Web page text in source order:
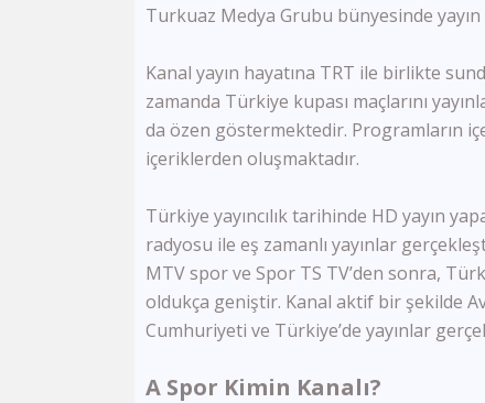
Turkuaz Medya Grubu bünyesinde yayın
Kanal yayın hayatına TRT ile birlikte
zamanda Türkiye kupası maçlarını
da özen göstermektedir. Programların
içeriklerden oluşmaktadır.
Türkiye yayıncılık tarihinde HD yayın
radyosu ile eş zamanlı yayınlar
MTV spor ve Spor TS TV’den sonra,
oldukça geniştir. Kanal aktif bir şekilde
Cumhuriyeti ve Türkiye’de yayınlar
A Spor Kimin Kanalı?